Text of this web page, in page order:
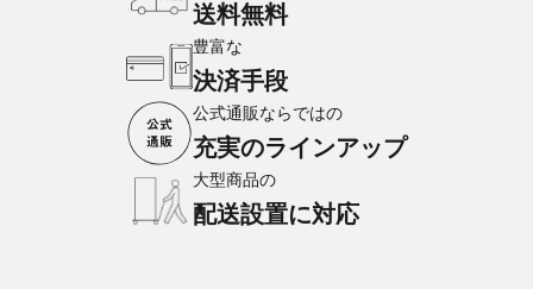
送料無料
豊富な
決済手段
公式通販ならではの
充実のラインアップ
大型商品の
配送設置に対応